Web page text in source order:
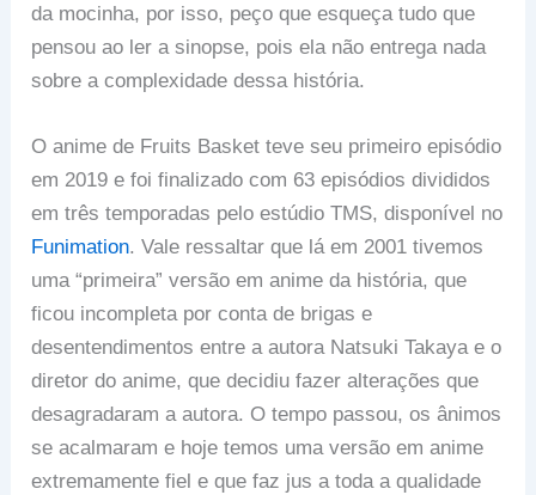
da mocinha, por isso, peço que esqueça tudo que
pensou ao ler a sinopse, pois ela não entrega nada
sobre a complexidade dessa história.
O anime de Fruits Basket teve seu primeiro episódio
em 2019 e foi finalizado com 63 episódios divididos
em três temporadas pelo estúdio TMS, disponível no
Funimation. Vale ressaltar que lá em 2001 tivemos
uma “primeira” versão em anime da história, que
ficou incompleta por conta de brigas e
desentendimentos entre a autora Natsuki Takaya e o
diretor do anime, que decidiu fazer alterações que
desagradaram a autora. O tempo passou, os ânimos
se acalmaram e hoje temos uma versão em anime
extremamente fiel e que faz jus a toda a qualidade